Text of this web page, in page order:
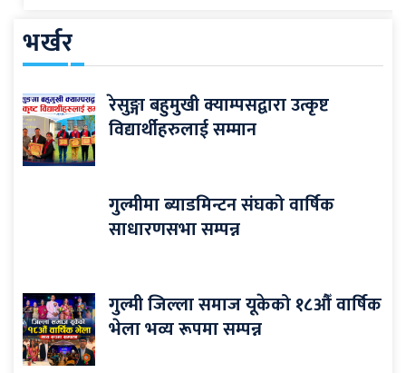
भर्खर
रेसुङ्गा बहुमुखी क्याम्पसद्वारा उत्कृष्ट
विद्यार्थीहरुलाई सम्मान
गुल्मीमा ब्याडमिन्टन संघको वार्षिक
साधारणसभा सम्पन्न
गुल्मी जिल्ला समाज यूकेको १८औँ वार्षिक
भेला भव्य रूपमा सम्पन्न